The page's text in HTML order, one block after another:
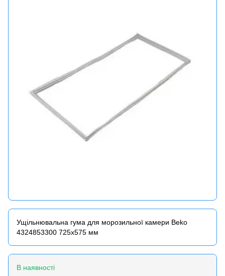
Ущільнювальна гума для морозильної камери Beko
4324853300 725x575 мм
В наявності